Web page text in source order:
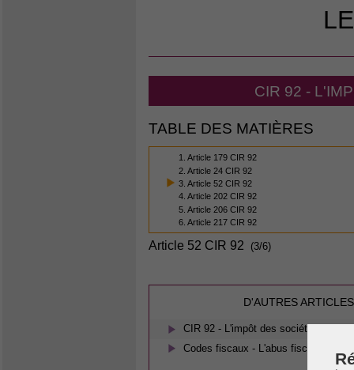
CIR 92 -
TABLE DES MATIÈRES
1. Article 179 CIR 92
2. Article 24 CIR 92
3. Article 52 CIR 92
4. Article 202 CIR 92
5. Article 206 CIR 92
6. Article 217 CIR 92
Article 52 CIR 92 (3/6)
D'AUTRES
CIR 92 - L'impôt des sociétés belges
Codes fiscaux - L'abus fiscal